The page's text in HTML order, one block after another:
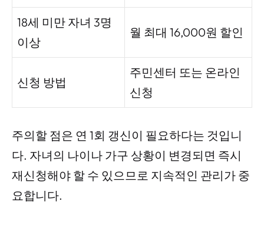
18세 미만 자녀 3명
이상
월 최대 16,000원 할인
신청 방법
주민센터 또는 온라인
신청
주의할 점은 연 1회 갱신이 필요하다는 것입니
다. 자녀의 나이나 가구 상황이 변경되면 즉시
재신청해야 할 수 있으므로 지속적인 관리가 중
요합니다.